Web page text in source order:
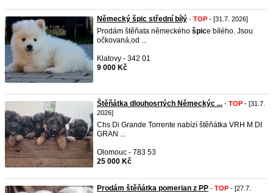
Německý špic střední bílý - TOP - [31.7. 2026]
Prodám štěňata německého špice bílého. Jsou
očkovaná,od ...
Klatovy - 342 01
9 000 Kč
Štěňátka dlouhosrtých Německýc ... - TOP - [31.7.
2026]
Chs Di Grande Torrente nabízí štěňátka VRH M DI
GRAN ...
Olomouc - 783 53
25 000 Kč
Prodám štěňátka pomerian z PP - TOP - [27.7.